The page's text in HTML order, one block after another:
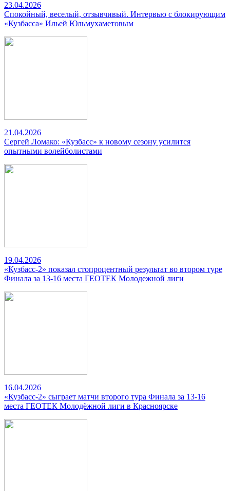
23.04.2026
Спокойный, веселый, отзывчивый. Интервью с блокирующим
«Кузбасса» Ильей Юльмухаметовым
21.04.2026
Сергей Ломако: «Кузбасс» к новому сезону усилится
опытными волейболистами
19.04.2026
«Кузбасс-2» показал стопроцентный результат во втором туре
Финала за 13-16 места ГЕОТЕК Молодежной лиги
16.04.2026
«Кузбасс-2» сыграет матчи второго тура Финала за 13-16
места ГЕОТЕК Молодёжной лиги в Красноярске